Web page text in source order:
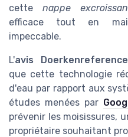
cettenappe
efficace tout en
impeccable.
L'avis
que cette technologie
d'eau par rapport aux
études menées par
prévenir les moisissures,
propriétaire souhaitant